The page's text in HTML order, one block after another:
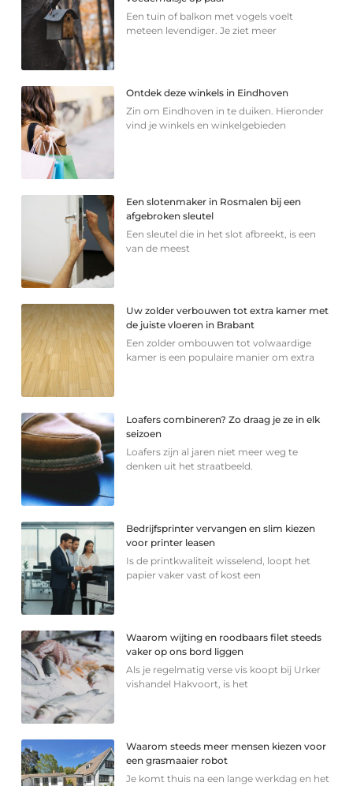
Een tuin of balkon met vogels voelt
meteen levendiger. Je ziet meer
Ontdek deze winkels in Eindhoven
Zin om Eindhoven in te duiken. Hieronder
vind je winkels en winkelgebieden
Een slotenmaker in Rosmalen bij een
afgebroken sleutel
Een sleutel die in het slot afbreekt, is een
van de meest
Uw zolder verbouwen tot extra kamer met
de juiste vloeren in Brabant
Een zolder ombouwen tot volwaardige
kamer is een populaire manier om extra
Loafers combineren? Zo draag je ze in elk
seizoen
Loafers zijn al jaren niet meer weg te
denken uit het straatbeeld.
Bedrijfsprinter vervangen en slim kiezen
voor printer leasen
Is de printkwaliteit wisselend, loopt het
papier vaker vast of kost een
Waarom wijting en roodbaars filet steeds
vaker op ons bord liggen
Als je regelmatig verse vis koopt bij Urker
vishandel Hakvoort, is het
Waarom steeds meer mensen kiezen voor
een grasmaaier robot
Je komt thuis na een lange werkdag en het